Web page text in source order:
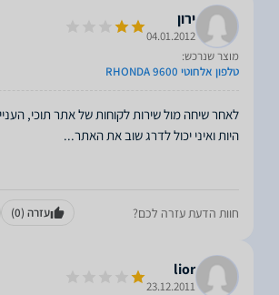
ירון
04.01.2012
מוצר שנרכש:
טלפון אלחוטי RHONDA 9600
היות ואיני יכול לדרג שוב את האתר...
חוות הדעת עזרה לכם? עזרה (0)
lior
23.12.2011